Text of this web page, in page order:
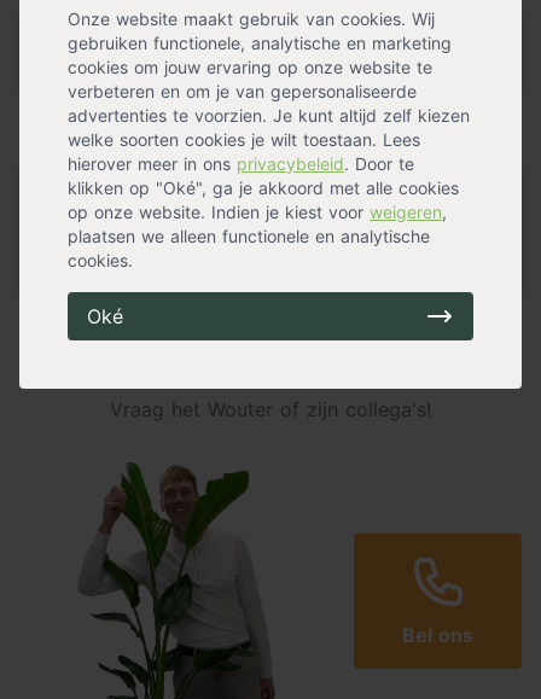
Onze website maakt gebruik van cookies. Wij
gebruiken functionele, analytische en marketing
cookies om jouw ervaring op onze website te
verbeteren en om je van gepersonaliseerde
advertenties te voorzien. Je kunt altijd zelf kiezen
welke soorten cookies je wilt toestaan. Lees
hierover meer in ons privacybeleid. Door te
klikken op "Oké", ga je akkoord met alle cookies
op onze website. Indien je kiest voor weigeren,
plaatsen we alleen functionele en analytische
cookies.
Oké
Specificaties
Alternatieven
Valentijnsboeket 'Blooming Energy'
op voorraad
Vraag het Wouter of zijn collega's!
Bel ons